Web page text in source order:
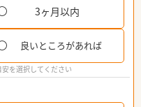
3ヶ月以内
良いところがあれば
を選択してください